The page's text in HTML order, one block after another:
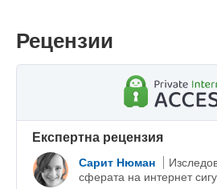
Рецензии
Eкспертна рецензия
Сарит Нюман
сферата на интернет